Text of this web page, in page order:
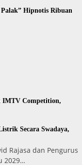
Hipnotis Ribuan
IMTV Competition,
Secara Swadaya,
Rajasa dan Pengurus
2029…